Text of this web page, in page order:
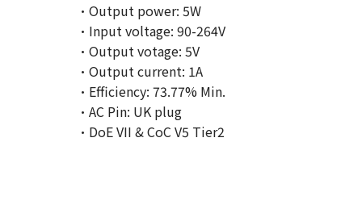
·Output power: 5W
·Input voltage: 90-264V
·Output votage: 5V
·Output current: 1A
·Efficiency: 73.77% Min.
·AC Pin: UK plug
·DoE VII & CoC V5 Tier2